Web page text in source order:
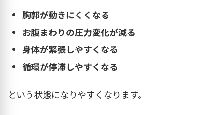
胸郭が動きにくくなる
お腹まわりの圧力変化が減る
身体が緊張しやすくなる
循環が停滞しやすくなる
という状態になりやすくなります。